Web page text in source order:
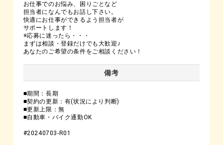
お仕事でのお悩み、困りごとなど
担当者になんでもお話し下さい。
快適にお仕事ができるよう担当者が
サポートします！
※応募に迷ったら・・・
まずは相談・登録だけでも大歓迎♪
あなたのご希望の条件をご相談ください！
備考
■期間：長期
■契約の更新：有(状況により判断)
■更新上限：無
■自動車・バイク通勤OK
#20240703-R01